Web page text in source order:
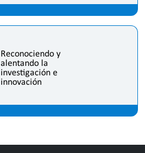
Reconociendo y
alentando la
investigación e
innovación